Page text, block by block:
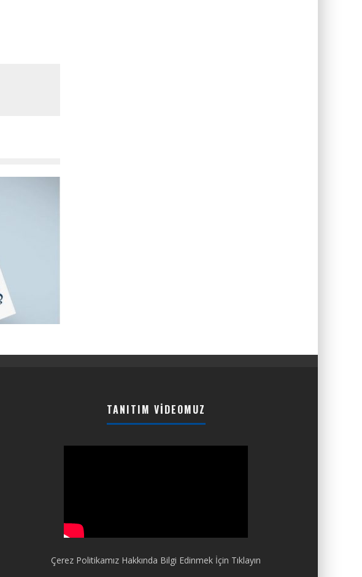
TANITIM VIDEOMUZ
Çerez Politikamız Hakkında Bilgi Edinmek İçin Tıklayın